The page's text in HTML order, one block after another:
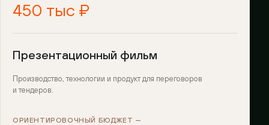
450 тыс ₽
Презентационный фильм
Производство, технологии и продукт для переговоров
и тендеров.
ОРИЕНТИРОВОЧНЫЙ БЮДЖЕТ —